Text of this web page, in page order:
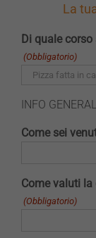
La
Di quale
(Obbligatorio)
INFO
Come sei
Come valuti
(Obbligatorio)